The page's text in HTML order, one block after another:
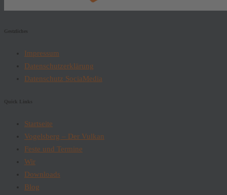
Gestzliches
Impressum
Datenschutzerklärung
Datenschutz SociaMedia
Quick Links
Startseite
Vogelsberg – Der Vulkan
Feste und Termine
Wir
Downloads
Blog